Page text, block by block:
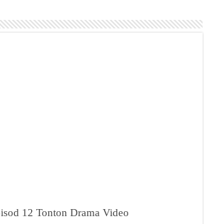
12 Tonton Drama Video